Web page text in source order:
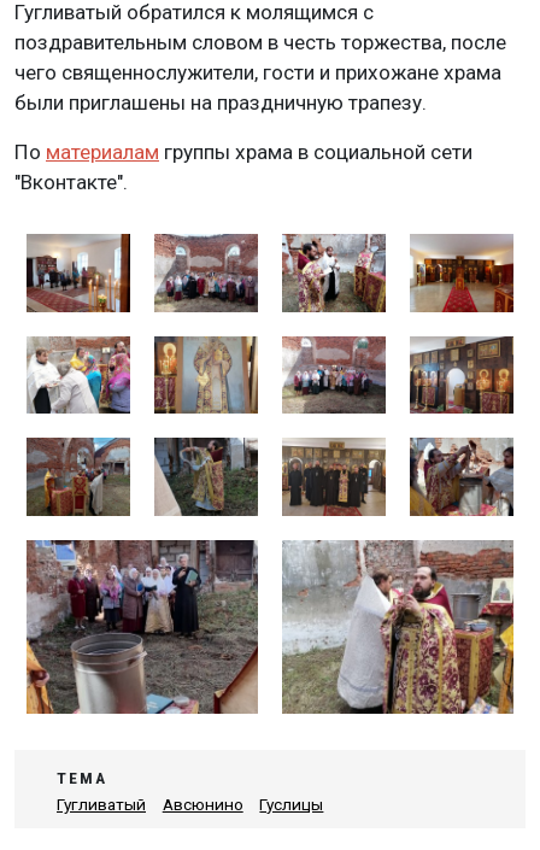
Гугливатый обратился к молящимся с
поздравительным словом в честь торжества, после
чего священнослужители, гости и прихожане храма
были приглашены на праздничную трапезу.
По материалам группы храма в социальной сети
"Вконтакте".
ТЕМА
Гугливатый
Авсюнино Гуслицы